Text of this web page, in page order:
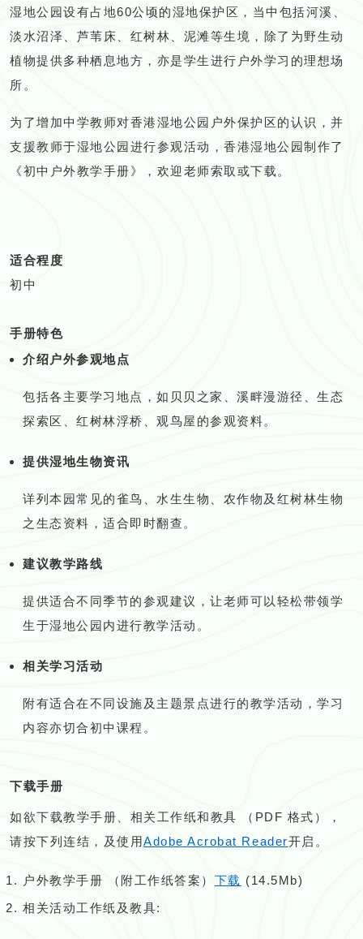
湿地公园设有占地60公顷的湿地保护区，当中包括河溪、
淡水沼泽、芦苇床、红树林、泥滩等生境，除了为野生动
植物提供多种栖息地方，亦是学生进行户外学习的理想场
所。
为了增加中学教师对香港湿地公园户外保护区的认识，并
支援教师于湿地公园进行参观活动，香港湿地公园制作了
《初中户外教学手册》，欢迎老师索取或下载。
适合程度
初中
手册特色
介绍户外参观地点
包括各主要学习地点，如贝贝之家、溪畔漫游径、生态
探索区、红树林浮桥、观鸟屋的参观资料。
提供湿地生物资讯
详列本园常见的雀鸟、水生生物、农作物及红树林生物
之生态资料，适合即时翻查。
建议教学路线
提供适合不同季节的参观建议，让老师可以轻松带领学
生于湿地公园内进行教学活动。
相关学习活动
附有适合在不同设施及主题景点进行的教学活动，学习
内容亦切合初中课程。
下载手册
如欲下载教学手册、相关工作纸和教具 （PDF 格式），
请按下列连结，及使用Adobe Acrobat Reader开启。
户外教学手册 （附工作纸答案） 下载 (14.5Mb)
相关活动工作纸及教具: